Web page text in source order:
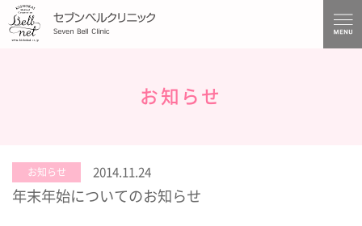
お知らせ
お知らせ 2014.11.24
年末年始についてのお知らせ